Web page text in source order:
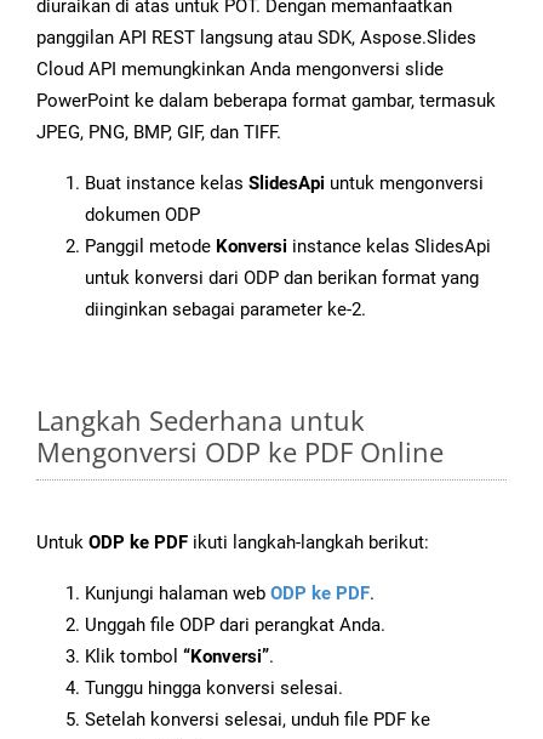
diuraikan di atas untuk POT. Dengan memanfaatkan
panggilan API REST langsung atau SDK, Aspose.Slides
Cloud API memungkinkan Anda mengonversi slide
PowerPoint ke dalam beberapa format gambar, termasuk
JPEG, PNG, BMP, GIF, dan TIFF.
Buat instance kelas SlidesApi untuk mengonversi
dokumen ODP
Panggil metode Konversi instance kelas SlidesApi
untuk konversi dari ODP dan berikan format yang
diinginkan sebagai parameter ke-2.
Langkah Sederhana untuk
Mengonversi ODP ke PDF Online
Untuk ODP ke PDF ikuti langkah-langkah berikut:
Kunjungi halaman web ODP ke PDF.
Unggah file ODP dari perangkat Anda.
Klik tombol “Konversi”.
Tunggu hingga konversi selesai.
Setelah konversi selesai, unduh file PDF ke